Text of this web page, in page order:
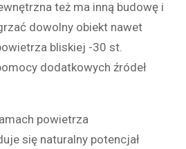
też ma inną budowę i
dowolny obiekt nawet
bliskiej -30 st.
dodatkowych źródeł
powietrza
się naturalny potencjał